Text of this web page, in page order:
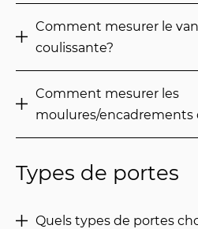
Comment mesurer le
coulissante?
Comment mesurer les
moulures/encadrements
Types de portes
Quels types de portes